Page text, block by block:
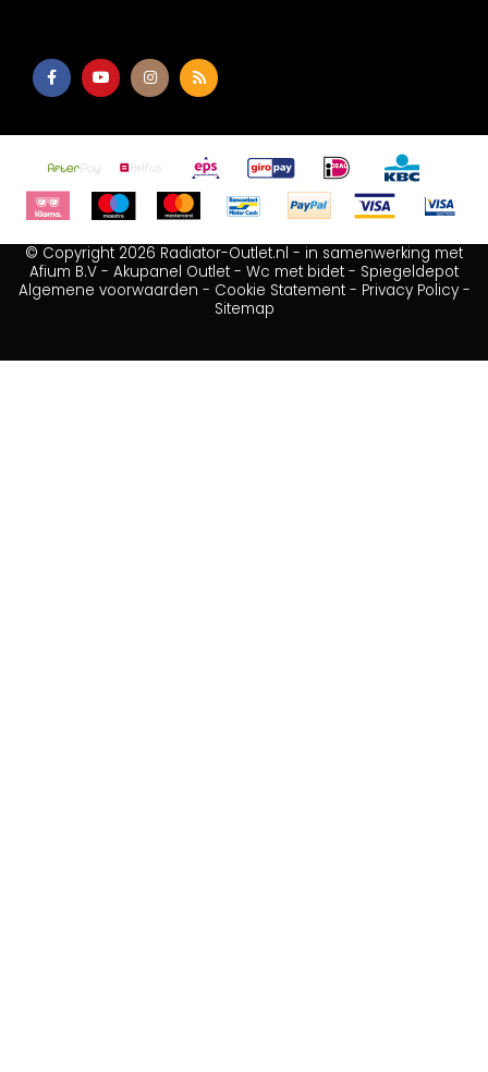
© Copyright 2026 Radiator-Outlet.nl - in samenwerking met
Afium B.V - Akupanel Outlet - Wc met bidet - Spiegeldepot
Algemene voorwaarden - Cookie Statement- Privacy Policy-
Sitemap